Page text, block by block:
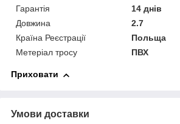
Гарантія
14 днів
Довжина
2.7
Країна Реєстрації
Польща
Метеріал тросу
ПВХ
Приховати
Умови доставки